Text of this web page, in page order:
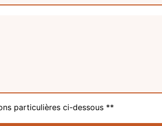
particulières ci-dessous **